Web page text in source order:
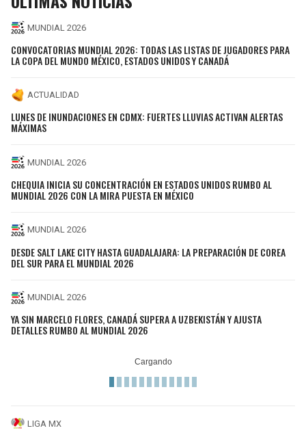
MUNDIAL 2026
CONVOCATORIAS MUNDIAL 2026: TODAS LAS LISTAS DE JUGADORES PARA
LA COPA DEL MUNDO MÉXICO, ESTADOS UNIDOS Y CANADÁ
ACTUALIDAD
LUNES DE INUNDACIONES EN CDMX: FUERTES LLUVIAS ACTIVAN ALERTAS
MÁXIMAS
MUNDIAL 2026
CHEQUIA INICIA SU CONCENTRACIÓN EN ESTADOS UNIDOS RUMBO AL
MUNDIAL 2026 CON LA MIRA PUESTA EN MÉXICO
MUNDIAL 2026
DESDE SALT LAKE CITY HASTA GUADALAJARA: LA PREPARACIÓN DE COREA
DEL SUR PARA EL MUNDIAL 2026
MUNDIAL 2026
YA SIN MARCELO FLORES, CANADÁ SUPERA A UZBEKISTÁN Y AJUSTA
DETALLES RUMBO AL MUNDIAL 2026
LIGA MX